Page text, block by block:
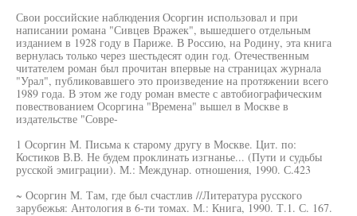
Свои российские наблюдения Осоргин использовал и при
написании романа "Сивцев Вражек", вышедшего отдельным
изданием в 1928 году в Париже. В Россию, на Родину, эта книга
вернулась только через шестьдесят один год. Отечественным
читателем роман был прочитан впервые на страницах журнала
"Урал", публиковавшего это произведение на протяжении всего
1989 года. В этом же году роман вместе с автобиографическим
повествованием Осоргина "Времена" вышел в Москве в
издательстве "Совре-
1 Осоргин М. Письма к старому другу в Москве. Цит. по:
Костиков В.В. Не будем проклинать изгнанье... (Пути и судьбы
русской эмиграции). М.: Междунар. отношения, 1990. С.423
~ Осоргин М. Там, где был счастлив //Литература русского
зарубежья: Антология в 6-ти томах. М.: Книга, 1990. Т.1. С. 167.